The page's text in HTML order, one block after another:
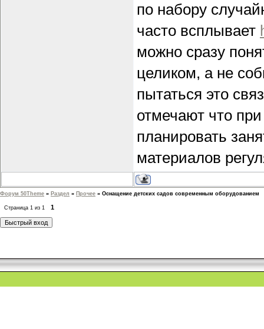
по набору
часто всплывает
можно сразу
целиком, а не
пытаться это
отмечают что
планировать
материалов
Форум 50Theme » Раздел » Прочее » Оснащение детских садов современным оборудованием
Страница 1 из 1 1